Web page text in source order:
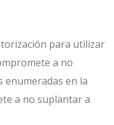
para utilizar
a no
enumeradas en la
a no suplantar a